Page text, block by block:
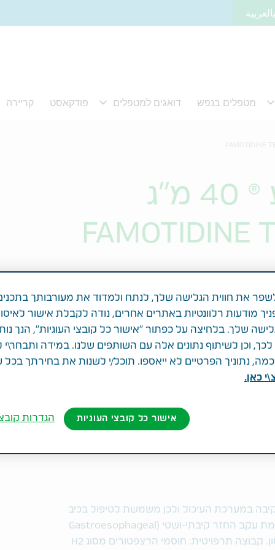
FAMOTIDINE
במערכת העיכול ולכן משמשת לטיפול בכיב
הקיבה או התריסריון, דלקת בוושט הנגרמת עקב החזר קיבתי-ושטי (Gastroesophageal
Reflux Disease) ותסמונת זולינגר אליסון. קבוצה תרפויטית: חוסמי הרצפטורים מסוג H2
את חווית הגלישה שלך, לנתח ולמדוד את מעורבותך
מודעות רלוונטיות באתרים אחרים, נודה לקבלת אישור
שלך. בלחיצה על כפתור "אישור כל קובצי העוגיות", הנך
וכן לשיתוף נתונים אלה עם השותפים שלנו. במידה ותבחר\י
נתוניך הפרטיים לא ייאספו. תוכל/י לשנות את בחירתך
כאן.
אישור כל קובצי העוגיות הגדרות